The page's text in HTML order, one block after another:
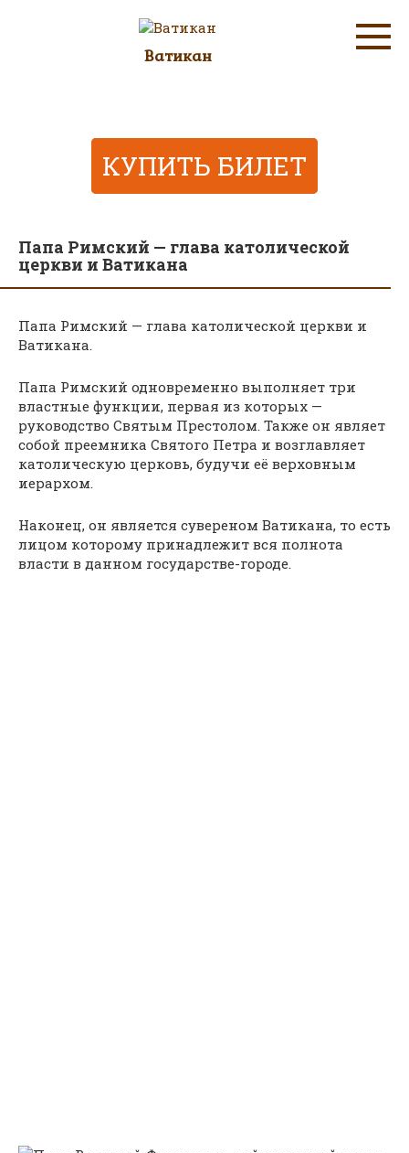
Ватикан
КУПИТЬ БИЛЕТ
Папа Римский — глава католической
церкви и Ватикана
Папа Римский — глава католической церкви и
Ватикана.
Папа Римский одновременно выполняет три
властные функции, первая из которых —
руководство Святым Престолом. Также он являет
собой преемника Святого Петра и возглавляет
католическую церковь, будучи её верховным
иерархом.
Наконец, он является сувереном Ватикана, то есть
лицом которому принадлежит вся полнота
власти в данном государстве-городе.